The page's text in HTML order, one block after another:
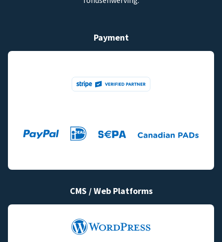
Payment
CMS / Web Platforms